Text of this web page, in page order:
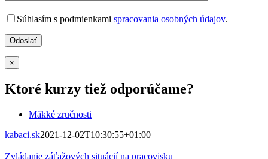
Súhlasím s podmienkami spracovania osobných údajov.
×
Ktoré kurzy tiež odporúčame?
Mäkké zručnosti
kabaci.sk2021-12-02T10:30:55+01:00
Zvládanie záťažových situácií na pracovisku